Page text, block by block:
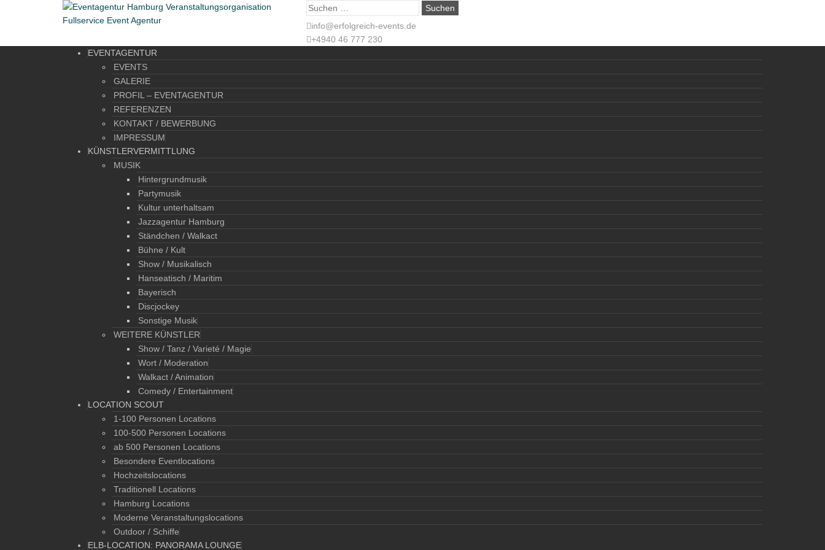
Suche
info@erfolgreich-events.de
+4940 46 777 230
EVENTAGENTUR
EVENTS
GALERIE
PROFIL – EVENTAGENTUR
REFERENZEN
KONTAKT / BEWERBUNG
IMPRESSUM
KÜNSTLERVERMITTLUNG
MUSIK
Hintergrundmusik
Partymusik
Kultur unterhaltsam
Jazzagentur Hamburg
Ständchen / Walkact
Bühne / Kult
Show / Musikalisch
Hanseatisch / Maritim
Bayerisch
Discjockey
Sonstige Musik
WEITERE KÜNSTLER
Show / Tanz / Varieté / Magie
Wort / Moderation
Walkact / Animation
Comedy / Entertainment
LOCATION SCOUT
1-100 Personen Locations
100-500 Personen Locations
ab 500 Personen Locations
Besondere Eventlocations
Hochzeitslocations
Traditionell Locations
Hamburg Locations
Moderne Veranstaltungslocations
Outdoor / Schiffe
ELB-LOCATION: PANORAMA LOUNGE